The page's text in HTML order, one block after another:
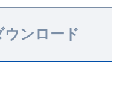
ウンロード